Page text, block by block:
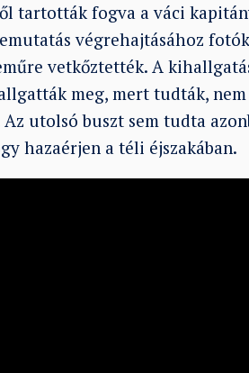
tartották fogva a váci
végrehajtásához
vetkőztették. A
meg, mert tudták,
utolsó buszt sem tudta
hazaérjen a téli éjszakában.